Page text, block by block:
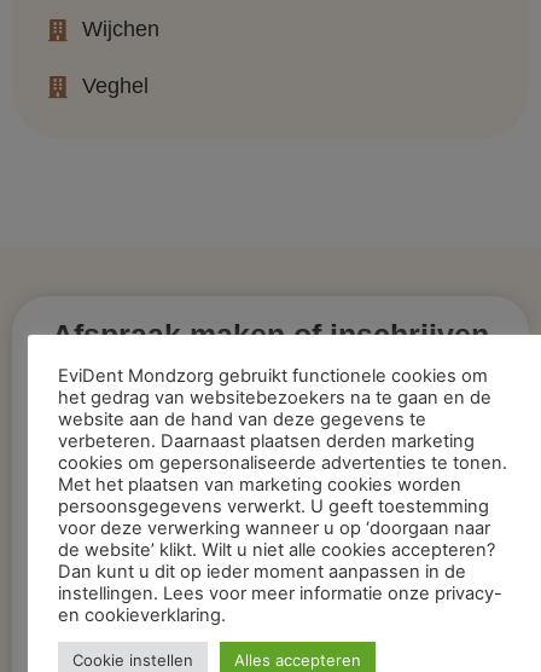
Wijchen
Veghel
Afspraak maken of inschrijven
nieuwe patiënt?
Afspraak maken bij de tandarts of
mondhygiëniste?
Neem dan tijdens kantoortijden contact met
ons op telefoonnummer 024 360 33 35.
Bent u nog geen patiënt bij ons?
Van harte welkom, schrijf uzelf dan online in via
het inschrijven button.
EviDent Mondzorg gebruikt functionele cookies om
het gedrag van websitebezoekers na te gaan en de
website aan de hand van deze gegevens te
verbeteren. Daarnaast plaatsen derden marketing
cookies om gepersonaliseerde advertenties te tonen.
Met het plaatsen van marketing cookies worden
persoonsgegevens verwerkt. U geeft toestemming
voor deze verwerking wanneer u op ‘doorgaan naar
de website’ klikt. Wilt u niet alle cookies accepteren?
Dan kunt u dit op ieder moment aanpassen in de
instellingen. Lees voor meer informatie onze privacy-
en cookieverklaring.
Cookie instellen Alles accepteren